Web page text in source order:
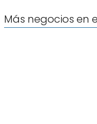
Más negocios en